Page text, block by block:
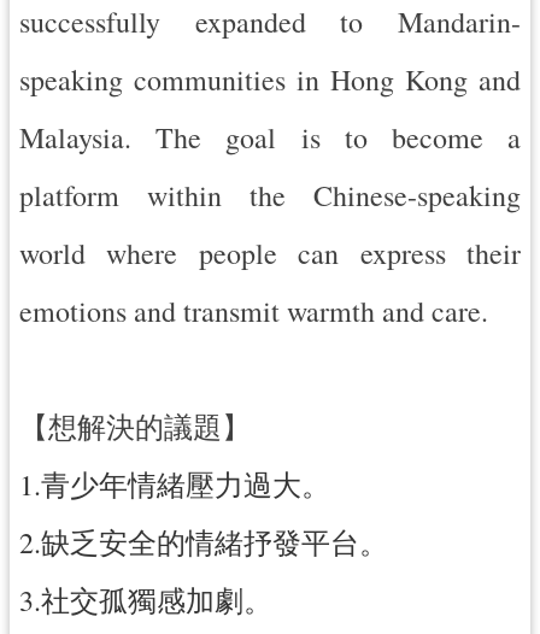
政
私
政
站
策
政
府
網
站
資
料
successfully expanded to Mandarin-
speaking communities in Hong Kong and
Malaysia. The goal is to become a
platform within the Chinese-speaking
world where people can express their
emotions and transmit warmth and care.
【想解決的議題】
1.青少年情緒壓力過大。
2.缺乏安全的情緒抒發平台。
3.社交孤獨感加劇。